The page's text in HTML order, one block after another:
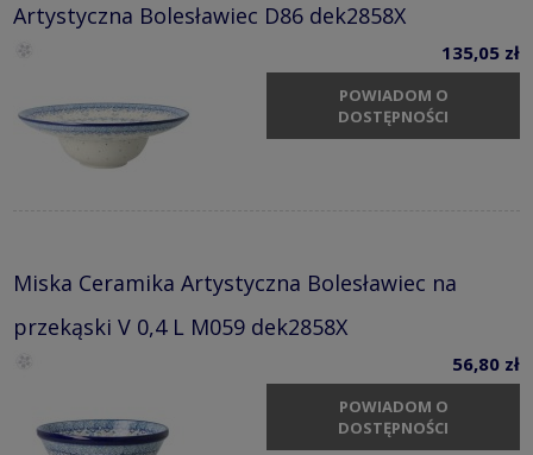
Artystyczna Bolesławiec D86 dek2858X
135,05 zł
POWIADOM O
DOSTĘPNOŚCI
Miska Ceramika Artystyczna Bolesławiec na
przekąski V 0,4 L M059 dek2858X
56,80 zł
POWIADOM O
DOSTĘPNOŚCI